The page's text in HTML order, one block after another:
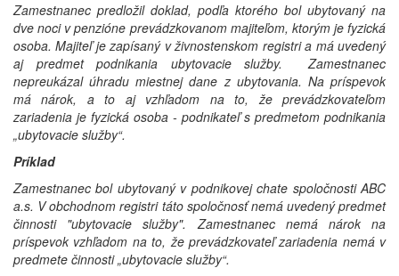
Zamestnanec predložil doklad, podľa ktorého bol ubytovaný na
dve noci v penzióne prevádzkovanom majiteľom, ktorým je fyzická
osoba. Majiteľ je zapísaný v živnostenskom registri a má uvedený
aj predmet podnikania ubytovacie služby. Zamestnanec
nepreukázal úhradu miestnej dane z ubytovania. Na príspevok
má nárok, a to aj vzhľadom na to, že prevádzkovateľom
zariadenia je fyzická osoba - podnikateľ s predmetom podnikania
„ubytovacie služby“.
Príklad
Zamestnanec bol ubytovaný v podnikovej chate spoločnosti ABC
a.s. V obchodnom registri táto spoločnosť nemá uvedený predmet
činnosti "ubytovacie služby". Zamestnanec nemá nárok na
príspevok vzhľadom na to, že prevádzkovateľ zariadenia nemá v
predmete činnosti „ubytovacie služby“.